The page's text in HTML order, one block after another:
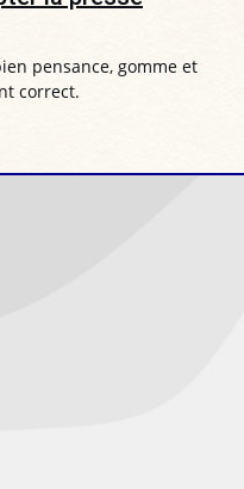
pensance, gomme et
correct.